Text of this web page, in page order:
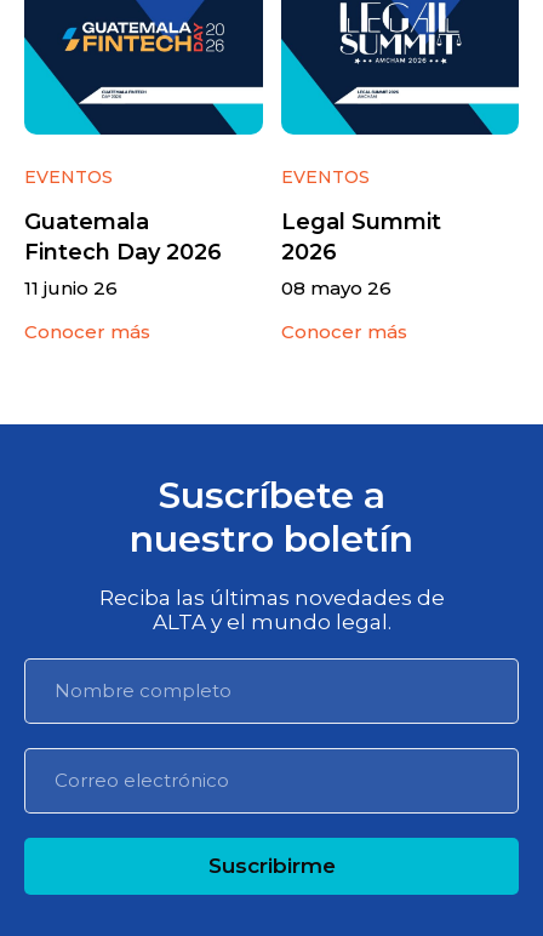
EVENTOS
Guatemala
Fintech Day 2026
11 junio 26
Conocer más
EVENTOS
Legal Summit
2026
08 mayo 26
Conocer más
Suscríbete a
nuestro boletín
Reciba las últimas novedades de
ALTA y el mundo legal.
Suscribirme